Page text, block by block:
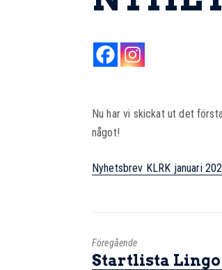
Nu har vi skickat ut det
något!
Nyhetsbrev KLRK januari
Föregående
Startlista